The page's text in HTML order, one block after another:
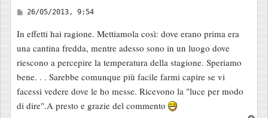
M
s
s
a
g
g
i
26/05/2013, 9:54
In effetti hai ragione. Mettiamola così: dove erano prima era
una cantina fredda, mentre adesso sono in un luogo dove
riescono a percepire la temperatura della stagione. Speriamo
bene. . . Sarebbe comunque più facile farmi capire se vi
facessi vedere dove le ho messe. Ricevono la "luce per modo
di dire".A presto e grazie del commento